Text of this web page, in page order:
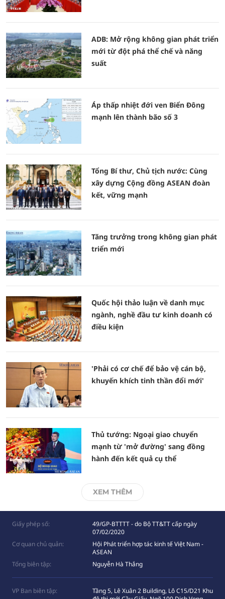
ADB: Mở rộng không gian phát triển
mới từ đột phá thể chế và năng
suất
Áp thấp nhiệt đới ven Biển Đông
mạnh lên thành bão số 3
Tổng Bí thư, Chủ tịch nước: Cùng
xây dựng Cộng đồng ASEAN đoàn
kết, vững mạnh
Tăng trưởng trong không gian phát
triển mới
Quốc hội thảo luận về danh mục
ngành, nghề đầu tư kinh doanh có
điều kiện
'Phải có cơ chế để bảo vệ cán bộ,
khuyến khích tinh thần đổi mới'
Thủ tướng: Ngoại giao chuyển
mạnh từ 'mở đường' sang đồng
hành đến kết quả cụ thể
XEM THÊM
Giấy phép số:
49/GP-BTTTT - do Bộ TT&TT cấp ngày
07/02/2020
Cơ quan chủ quản:
Hội Phát triển hợp tác kinh tế Việt Nam -
ASEAN
Tổng biên tập:
Nguyễn Hà Thắng
VP Ban biên tập:
Tầng 5, Lê Xuân 2 Building, Lô C15/D21 Khu